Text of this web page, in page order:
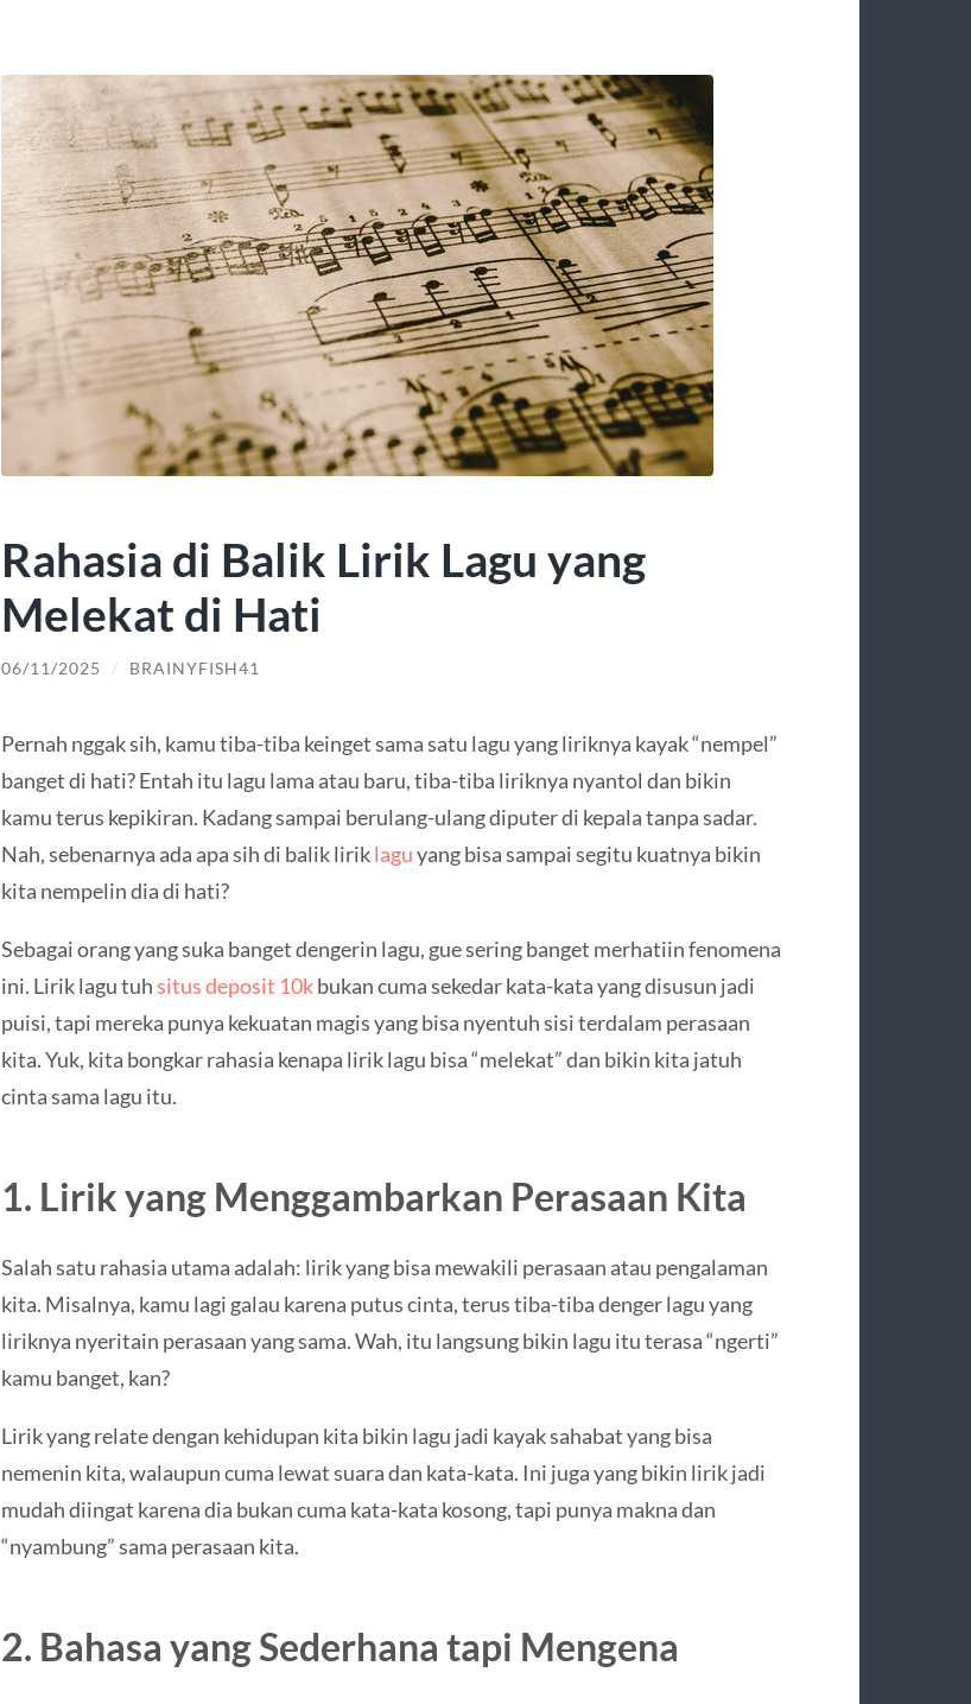
Rahasia di Balik Lirik Lagu yang
Melekat di Hati
06/11/2025 / BRAINYFISH41
Pernah nggak sih, kamu tiba-tiba keinget sama satu lagu yang liriknya kayak “nempel”
banget di hati? Entah itu lagu lama atau baru, tiba-tiba liriknya nyantol dan bikin
kamu terus kepikiran. Kadang sampai berulang-ulang diputer di kepala tanpa sadar.
Nah, sebenarnya ada apa sih di balik liriklaguyang bisa sampai segitu kuatnya bikin
kita nempelin dia di hati?
Sebagai orang yang suka banget dengerin lagu, gue sering banget merhatiin fenomena
ini. Lirik lagu tuhsitus deposit 10kbukan cuma sekedar kata-kata yang disusun jadi
puisi, tapi mereka punya kekuatan magis yang bisa nyentuh sisi terdalam perasaan
kita. Yuk, kita bongkar rahasia kenapa lirik lagu bisa “melekat” dan bikin kita jatuh
cinta sama lagu itu.
1. Lirik yang Menggambarkan Perasaan Kita
Salah satu rahasia utama adalah: lirik yang bisa mewakili perasaan atau pengalaman
kita. Misalnya, kamu lagi galau karena putus cinta, terus tiba-tiba denger lagu yang
liriknya nyeritain perasaan yang sama. Wah, itu langsung bikin lagu itu terasa “ngerti”
kamu banget, kan?
Lirik yang relate dengan kehidupan kita bikin lagu jadi kayak sahabat yang bisa
nemenin kita, walaupun cuma lewat suara dan kata-kata. Ini juga yang bikin lirik jadi
mudah diingat karena dia bukan cuma kata-kata kosong, tapi punya makna dan
“nyambung” sama perasaan kita.
2. Bahasa yang Sederhana tapi Mengena